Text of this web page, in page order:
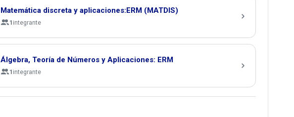
Matemática discreta y aplicaciones:ERM (MATDIS)
1 integrante
Álgebra, Teoría de Números y Aplicaciones: ERM
1 integrante